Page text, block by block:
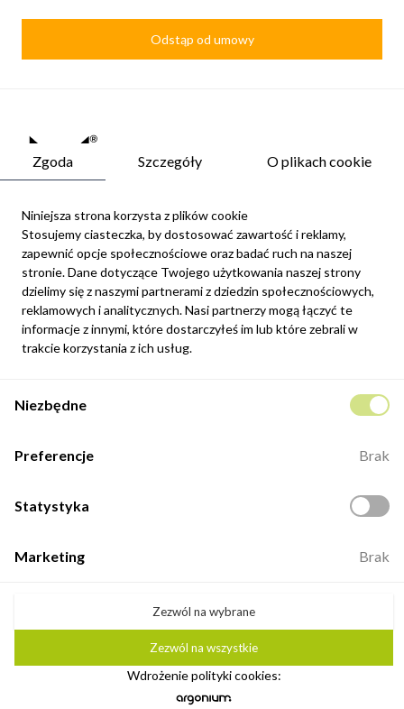
Odstąp od umowy
Newsletter
Możesz zrezygnować w każdej chwili. W tym celu należy odnaleźć
szczegóły w naszej informacji prawnej.
Zapisz się
internetowego.
Kontakt
Otwarte: 8:00 -16:00
©2026 Minio. Wszelkie prawa zastrzeżone.
Ustawienia plików cookie
Realizacja:
Zgoda Szczegóły O plikach cookie
Niniejsza strona korzysta z plików cookie
Stosujemy ciasteczka, by dostosować zawartość i reklamy,
zapewnić opcje społecznościowe oraz badać ruch na naszej
stronie. Dane dotyczące Twojego użytkowania naszej strony
dzielimy się z naszymi partnerami z dziedzin społecznościowych,
reklamowych i analitycznych. Nasi partnerzy mogą łączyć te
informacje z innymi, które dostarczyłeś im lub które zebrali w
trakcie korzystania z ich usług.
Niezbędne
Preferencje Brak
Statystyka
Marketing Brak
Wdrożenie polityki cookies:
Zezwól na wybrane
Zezwól na wszystkie